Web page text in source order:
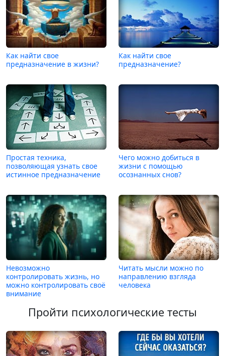
Как найти свое
предназначение в жизни?
Как найти свое
предназначение?
Простая техника,
позволяющая узнать свое
истинное предназначение
Чего можно добиться в
жизни с помощью
осознанных снов?
Невозможно
контролировать жизнь, но
можно контролировать своё
внимание
Читать мысли можно по
направлению взгляда
человека
Пройти психологические тесты